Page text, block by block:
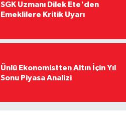
SGK Uzmanı Dilek Ete'den
Emeklilere Kritik Uyarı
Ünlü Ekonomistten Altın İçin Yıl
Sonu Piyasa Analizi